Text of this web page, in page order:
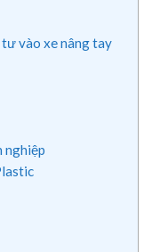
tư vào xe nâng tay
nghiệp